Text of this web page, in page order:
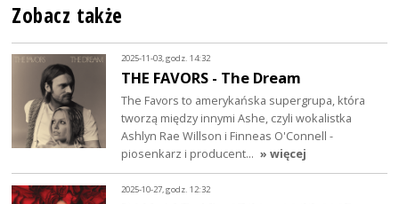
Zobacz także
2025-11-03, godz. 14:32
THE FAVORS - The Dream
The Favors to amerykańska supergrupa, która
tworzą między innymi Ashe, czyli wokalistka
Ashlyn Rae Willson i Finneas O'Connell -
piosenkarz i producent… » więcej
2025-10-27, godz. 12:32